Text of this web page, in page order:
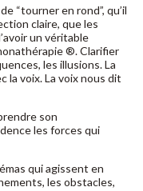
“tourner en rond”, qu’il
claire, que les
un véritable
®. Clarifier
les illusions. La
la voix. La voix nous dit
son
les forces qui
qui agissent en
les obstacles,